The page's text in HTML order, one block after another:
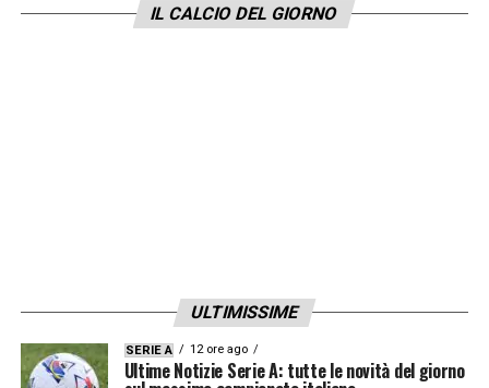
IL CALCIO DEL GIORNO
ULTIMISSIME
SERIE A 12 ore ago
Ultime Notizie Serie A: tutte le novità del giorno